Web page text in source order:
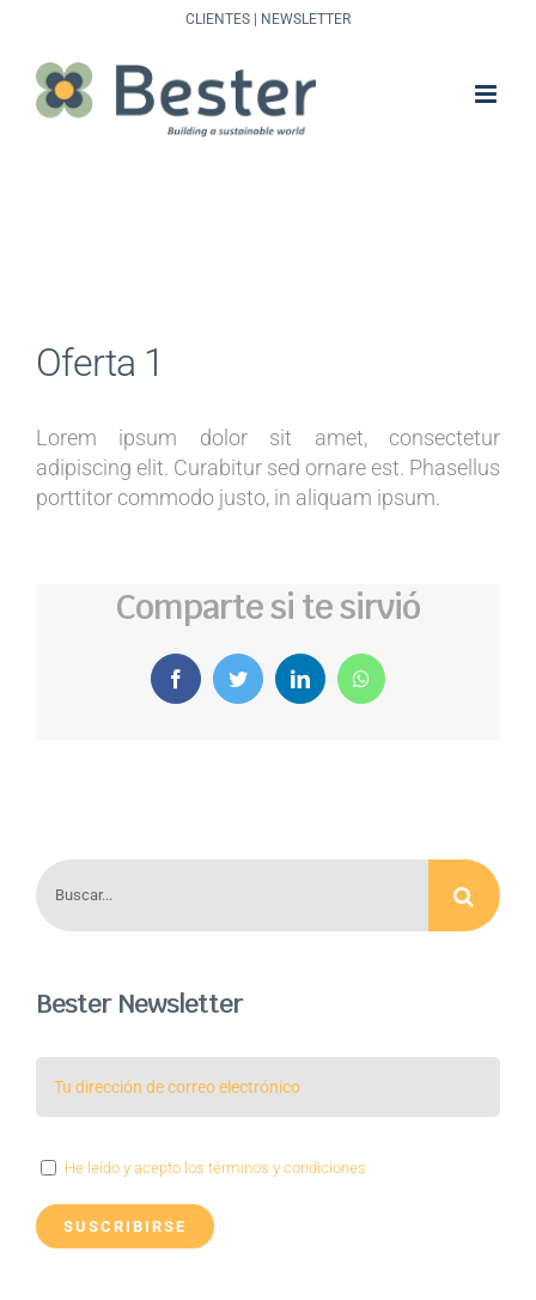
contenido
CLIENTES NEWSLETTER
Oferta 1
Lorem ipsum dolor sit amet, consectetur
adipiscing elit. Curabitur sed ornare est. Phasellus
porttitor commodo justo, in aliquam ipsum.
Comparte si te sirvió
FacebookTwitter LinkedInWhatsApp
Buscar:
Bester Newsletter
He leído y acepto los términos y condiciones